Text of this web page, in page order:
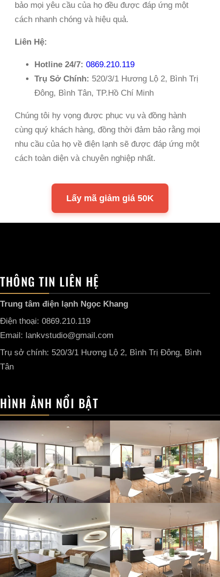
bảo mọi yêu cầu của họ đều được đáp ứng một
cách nhanh chóng và hiệu quả.
Liên Hệ:
Hotline 24/7: 0869.210.119
Trụ Sở Chính: 520/3/1 Hương Lộ 2, Bình Trị
Đông, Bình Tân, TP.Hồ Chí Minh
Chúng tôi hy vọng được phục vụ và đồng hành
cùng quý khách hàng, đồng thời đảm bảo rằng mọi
nhu cầu của họ về điện lạnh sẽ được đáp ứng một
cách toàn diện và chuyên nghiệp nhất.
Lấy mã giảm giá 50K
THÔNG TIN LIÊN HỆ
Trung tâm điện lạnh Ngọc Khang
Điện thoại: 0869.210.119
Email: lankvstudio@gmail.com
Trụ sở chính: 520/3/1 Hương Lộ 2, Bình Trị Đông, Bình
Tân
HÌNH ẢNH NỔI BẬT